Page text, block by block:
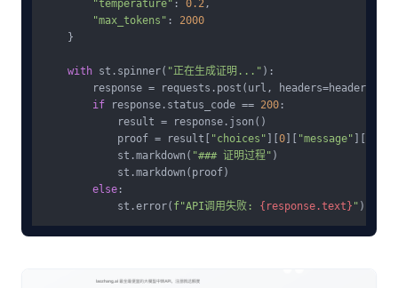
"temperature" : 0.2,
"max_tokens" : 2000
    }
with st.spinner( "正在生成证明..." ):
response = requests.post(url, headers=headers,
if response.status_code == 200 :
            result = response.json()
            proof = result[
"choices" 0 "message"
            st.markdown(
"### 证明过程" )
            st.markdown(proof)
else :
            st.error(
f"API调用失败: {response.text} "